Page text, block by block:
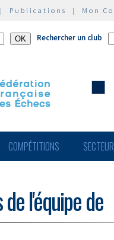
Publications | Mon
Rechercher un club
COMPÉTITIONS
l'équipe de